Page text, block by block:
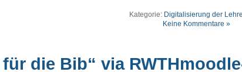
Kategorie: Digitalisierung der Lehre
Keine Kommentare »
für die Bib“ via